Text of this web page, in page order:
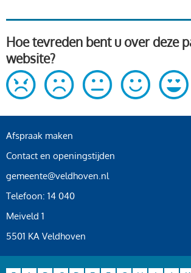
Hoe tevreden bent u over deze
website?
Afspraak maken
Contact en openingstijden
gemeente@veldhoven.nl
Telefoon: 14 040
Meiveld 1
5501 KA Veldhoven